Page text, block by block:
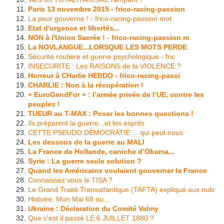
Paris 13 novembre 2015 - frico-racing-passion
La peur gouverne ! - frico-racing-passion mot
Etat d'urgence et libertés...
NON à l'Union Sacrée ! - frico-racing-passion m
La NOVLANGUE...LORSQUE LES MOTS PERDE
Sécurité routiere et guerre psychologique - fric
INSECURITE : Les RAISONS de la VIOLENCE ?
Horreur à CHarlie HEBDO - frico-racing-passi
CHARLIE : Non à la récupération !
« EuroGendFor » : l’armée privée de l’UE, contre les
peuples !
TUEUR au T-MAX : Poser les bonnes questions !
Ils préparent la guerre...et les esprits
CETTE PSEUDO DÉMOCRATIE ... qui peut nous
Les dessous de la guerre au MALI
La France de Hollande, caniche d’Obama...
Syrie : La guerre seule solution ?
Quand les Américains voulaient gouverner la France
Connaissez vous le TISA ?
Le Grand Traité Transatlantique (TAFTA) expliqué aux nuls
Histoire: Mon Mai 68 ou...
Ukraine : Déclaration du Comité Valmy
Que c'est il passé LE 6 JUILLET 1880 ?